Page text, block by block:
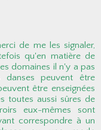
de me les signaler,
qu'en matière de
domaines il n'y a pas
danses peuvent être
être enseignées
toutes aussi sûres de
eux-mêmes sont
correspondre à un